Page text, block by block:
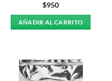
$950
AÑADIR AL CARRITO